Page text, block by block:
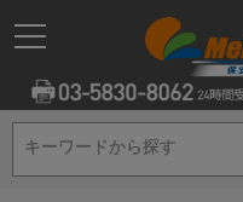
キーワードから探す
キーワードから探す